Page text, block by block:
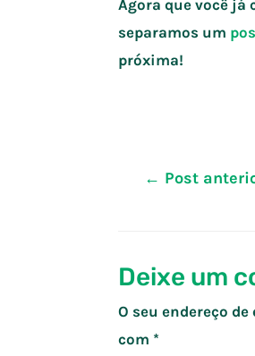
Agora que você
separamos um
próxima!
Navegação
← Post
Deixe um
O seu endereço
com *